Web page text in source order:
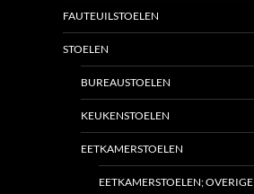
FAUTEUILSTOELEN
STOELEN
BUREAUSTOELEN
KEUKENSTOELEN
EETKAMERSTOELEN
EETKAMERSTOELEN; OVERIGE